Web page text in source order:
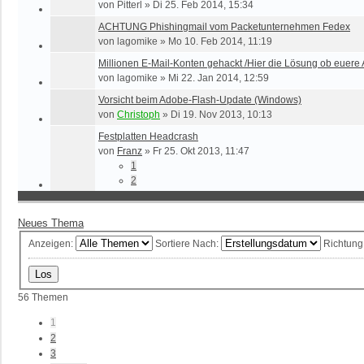
von Pitterl » Di 25. Feb 2014, 15:34
ACHTUNG Phishingmail vom Packetunternehmen Fedex
von lagomike » Mo 10. Feb 2014, 11:19
Millionen E-Mail-Konten gehackt /Hier die Lösung ob euere
von lagomike » Mi 22. Jan 2014, 12:59
Vorsicht beim Adobe-Flash-Update (Windows)
von Christoph » Di 19. Nov 2013, 10:13
Festplatten Headcrash
von Franz » Fr 25. Okt 2013, 11:47
1
2
Neues Thema
Anzeigen: Sortiere Nach:
56 Themen
1
2
3